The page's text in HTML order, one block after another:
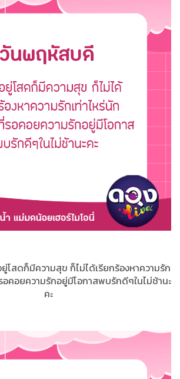
สดก็มีความสุข ก็ไม่ได้เรียกร้องหาความรัก
อคอยความรักอยู่มีโอกาสพบรักดีๆในไม่ช้านะ
คะ